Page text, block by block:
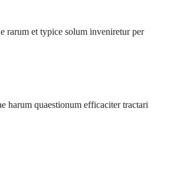
rarum et typice solum inveniretur per
harum quaestionum efficaciter tractari